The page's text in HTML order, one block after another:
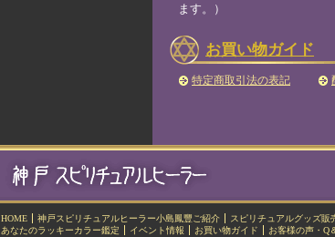
ます。）
お買い物ガイド
特定商取引法の表記
HOME 神戸スピリチュアルヒーラー小島鳳豐ご紹介 スピリチュアルグッズ販
あなたのラッキーカラー鑑定
イベント情報 お買い物ガイド お客様の声・Q